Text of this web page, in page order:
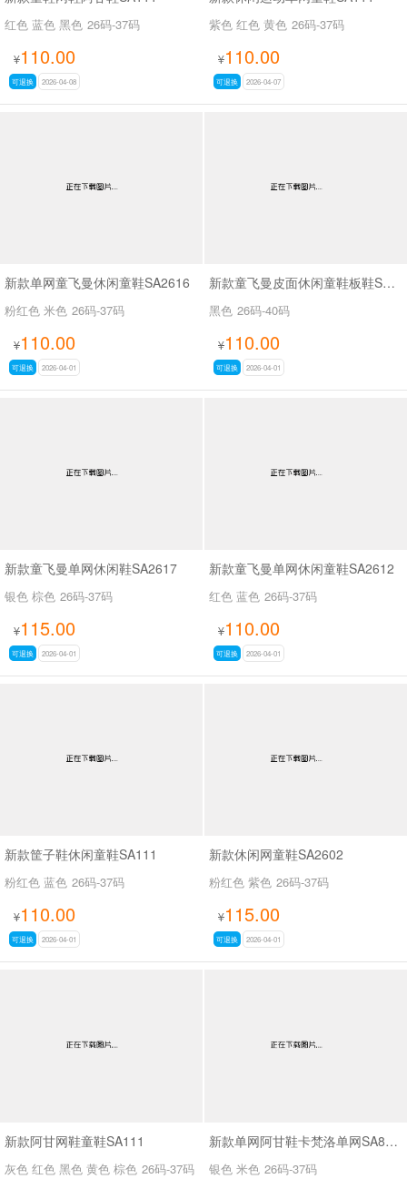
红色 蓝色 黑色 26码-37码
¥110.00
可退换 2026-04-08
紫色 红色 黄色 26码-37码
¥110.00
可退换 2026-04-07
新款单网童飞曼休闲童鞋SA2616
粉红色 米色 26码-37码
¥110.00
可退换 2026-04-01
新款童飞曼皮面休闲童鞋板鞋SA3381
黑色 26码-40码
¥110.00
可退换 2026-04-01
新款童飞曼单网休闲鞋SA2617
银色 棕色 26码-37码
¥115.00
可退换 2026-04-01
新款童飞曼单网休闲童鞋SA2612
红色 蓝色 26码-37码
¥110.00
可退换 2026-04-01
新款筐子鞋休闲童鞋SA111
粉红色 蓝色 26码-37码
¥110.00
可退换 2026-04-01
新款休闲网童鞋SA2602
粉红色 紫色 26码-37码
¥115.00
可退换 2026-04-01
新款阿甘网鞋童鞋SA111
灰色 红色 黑色 黄色 棕色 26码-37码
新款单网阿甘鞋卡梵洛单网SA8100
银色 米色 26码-37码